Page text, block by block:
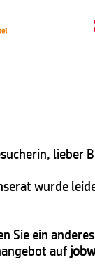
lieber
wurde
Sie ein
auf